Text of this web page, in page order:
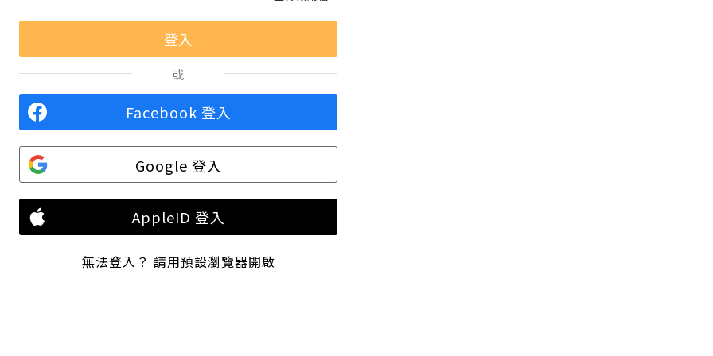
或
Facebook 登入
Google 登入
AppleID 登入
無法登入？ 請用預設瀏覽器開啟